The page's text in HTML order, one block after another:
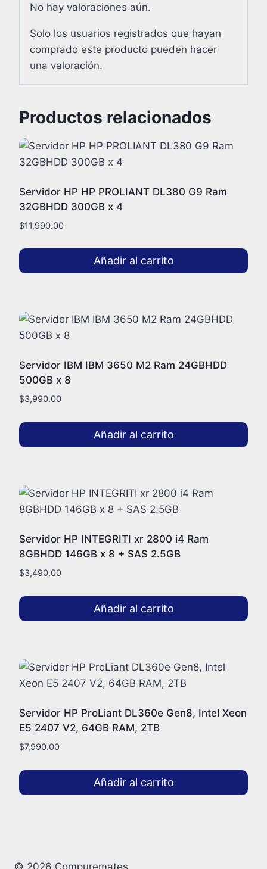
No hay valoraciones aún.
Solo los usuarios registrados que hayan
comprado este producto pueden hacer
una valoración.
Productos relacionados
Servidor HP HP PROLIANT DL380 G9 Ram
32GBHDD 300GB x 4
$11,990.00
Añadir al carrito
Servidor IBM IBM 3650 M2 Ram 24GBHDD
500GB x 8
$3,990.00
Añadir al carrito
Servidor HP INTEGRITI xr 2800 i4 Ram
8GBHDD 146GB x 8 + SAS 2.5GB
$3,490.00
Añadir al carrito
Servidor HP ProLiant DL360e Gen8, Intel Xeon
E5 2407 V2, 64GB RAM, 2TB
$7,990.00
Añadir al carrito